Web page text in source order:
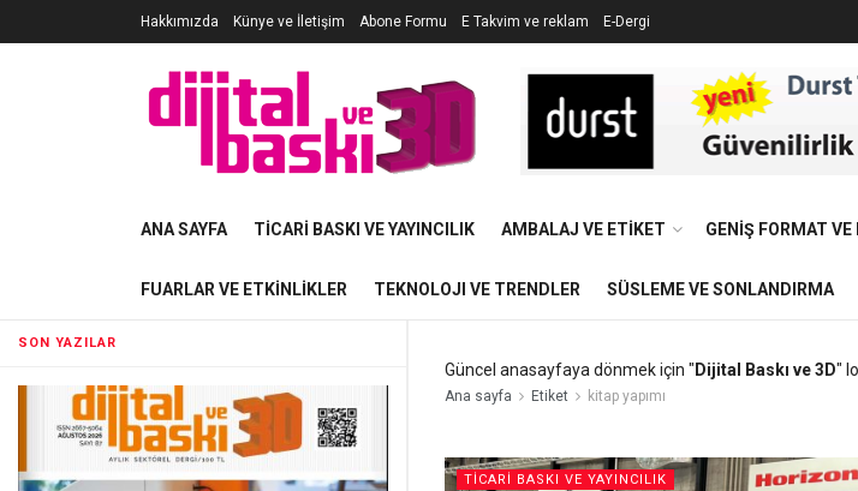
SON YAZILAR
Hakkımızda Künye ve İletişim Abone Formu E Takvim ve reklam E-Dergi
ANA SAYFA TICARI BASKI VE YAYINCILIK AMBALAJ VE ETIKET GENIŞ FORMAT VE
FUARLAR VE ETKINLIKLER TEKNOLOJI VE TRENDLER SÜSLEME VE SONLANDIRMA
Güncel anasayfaya dönmek için " Dijital Baskı ve 3D"
Ana sayfa Etiket kitap yapımı
TICARI BASKI VE YAYINCILIK